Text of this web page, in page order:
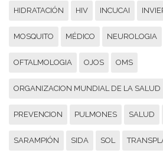
HIDRATACIÓN HIV INCUCAI
MOSQUITO MÉDICO NEUROLOGIA
OFTALMOLOGIA OJOS OMS
ORGANIZACION MUNDIAL DE LA SALUD
PREVENCION PULMONES SALUD
SARAMPIÓN SIDA SOL